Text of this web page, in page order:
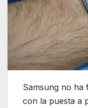
Samsung no ha
con la puesta a